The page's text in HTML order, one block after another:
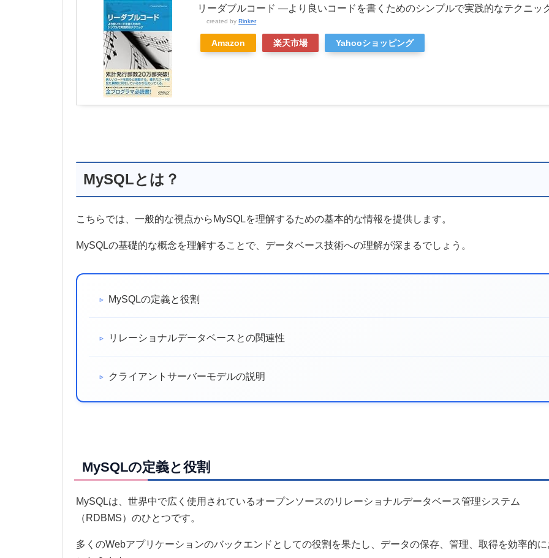
リーダブルコード ―より良いコードを書くためのシンプルで実践的なテクニッ
created by Rinker
Amazon 楽天市場 Yahooショッピング
MySQLとは？
こちらでは、一般的な視点からMySQLを理解するための基本的な情報を提供します。
MySQLの基礎的な概念を理解することで、データベース技術への理解が深まるでしょう。
MySQLの定義と役割
リレーショナルデータベースとの関連性
クライアントサーバーモデルの説明
MySQLの定義と役割
MySQLは、世界中で広く使用されているオープンソースのリレーショナルデータベース管理システム
（RDBMS）のひとつです。
多くのWebアプリケーションのバックエンドとしての役割を果たし、データの保存、管理、取得を効率的